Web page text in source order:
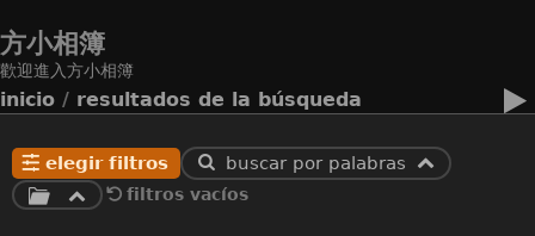
方小相簿
歡迎進入方小相簿
inicio / resultados de la búsqueda
elegir filtros buscar por palabras
filtros vacíos